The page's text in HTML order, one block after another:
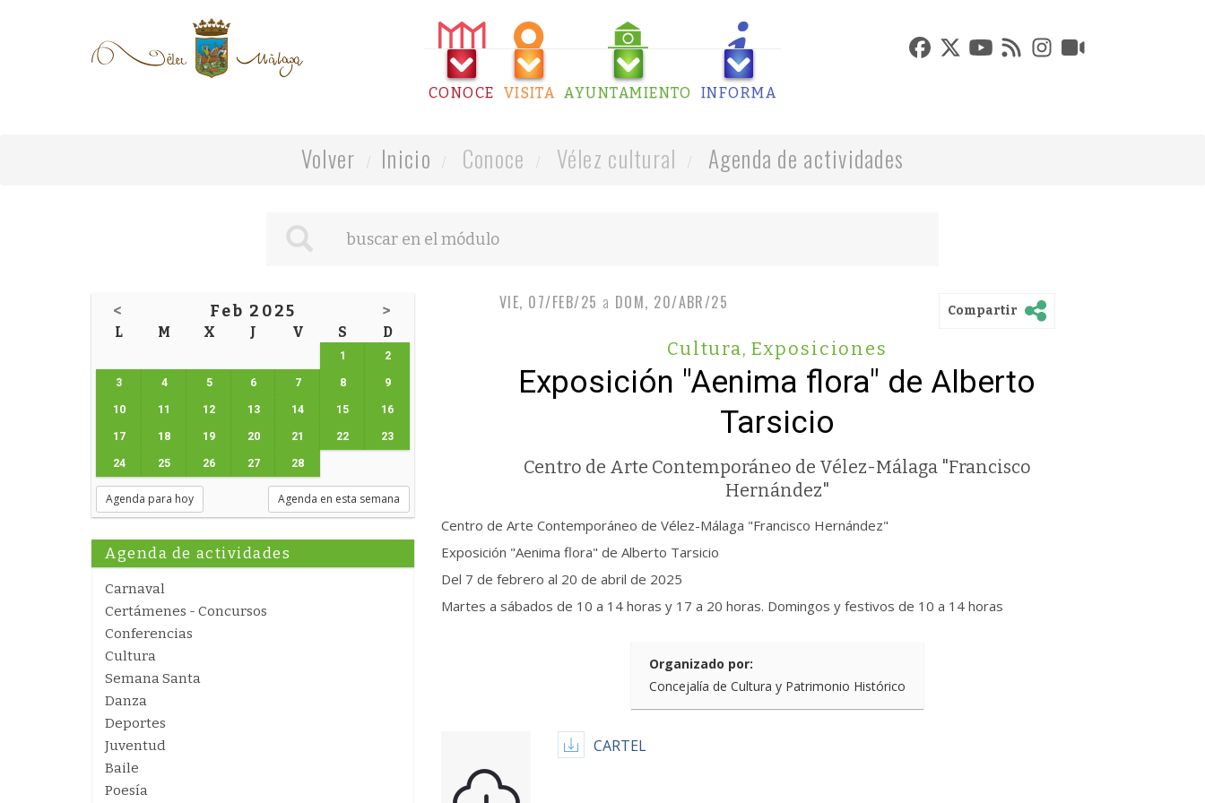
CONOCE VISITA AYUNTAMIENTO INFORMA
Volver Inicio Conoce Vélez cultural Agenda de actividades
< Feb 2025 >
L M X J V S D
1 2
3 4 5 6 7 8 9
10 11 12 13 14 15 16
17 18 19 20 21 22 23
24 25 26 27 28
Agenda para hoy Agenda en esta semana
Agenda de actividades
Carnaval
Certámenes - Concursos
Conferencias
Cultura
Semana Santa
Danza
Deportes
Juventud
Baile
Poesía
VIE, 07/FEB/25 a DOM, 20/ABR/25 Compartir
Cultura, Exposiciones
Exposición "Aenima flora" de Alberto
Tarsicio
Centro de Arte Contemporáneo de Vélez-Málaga "Francisco
Hernández"
Centro de Arte Contemporáneo de Vélez-Málaga "Francisco Hernández"
Exposición "Aenima flora" de Alberto Tarsicio
Del 7 de febrero al 20 de abril de 2025
Martes a sábados de 10 a 14 horas y 17 a 20 horas. Domingos y festivos de 10 a 14 horas
Organizado por:
Concejalía de Cultura y Patrimonio Histórico
CARTEL